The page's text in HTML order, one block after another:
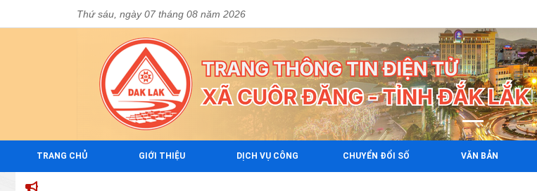
Thứ sáu, ngày 07 tháng 08 năm 2026
TRANG CHỦ GIỚI THIỆU DỊCH VỤ CÔNG CHUYỂN ĐỔI SỐ VĂN BẢN